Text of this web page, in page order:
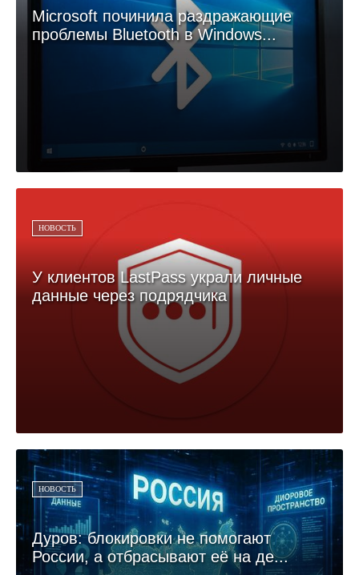
Microsoft починила раздражающие
проблемы Bluetooth в Windows...
НОВОСТЬ
У клиентов LastPass украли личные
данные через подрядчика
НОВОСТЬ
Дуров: блокировки не помогают
России, а отбрасывают её на де...